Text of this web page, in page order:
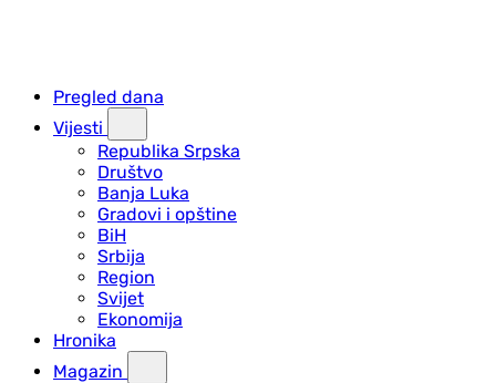
Pregled dana
Vijesti
Republika Srpska
Društvo
Banja Luka
Gradovi i opštine
BiH
Srbija
Region
Svijet
Ekonomija
Hronika
Magazin